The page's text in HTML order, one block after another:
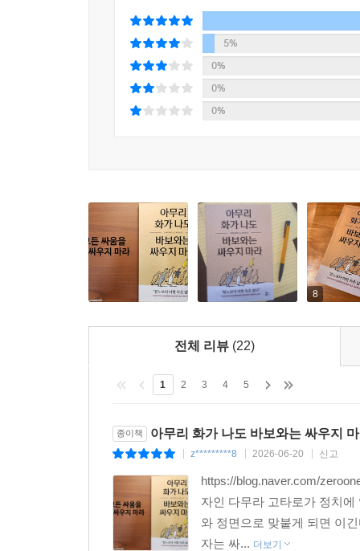
흔드는 한 권을 지금 만나 보자.
5%
0%
0%
0%
8
전체 리뷰 (22)
1 2 3 4 5
종이책 아무리 화가 나도 바보와는 싸우지
z*********8 2026-06-20 신고
https://blog.naver.com/
자인 다무라 고타로가 정치
와 정면으로 맞붙게 되면 이
자는 싸... 더보기